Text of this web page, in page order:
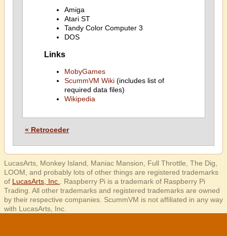
Amiga
Atari ST
Tandy Color Computer 3
DOS
Links
MobyGames
ScummVM Wiki(includes list of
required data files)
Wikipedia
« Retroceder
LucasArts, Monkey Island, Maniac Mansion, Full Throttle, The Dig,
LOOM, and probably lots of other things are registered trademarks
of LucasArts, Inc.
. Raspberry Pi is a trademark of Raspberry Pi
Trading. All other trademarks and registered trademarks are owned
by their respective companies. ScummVM is not affiliated in any way
with LucasArts, Inc.